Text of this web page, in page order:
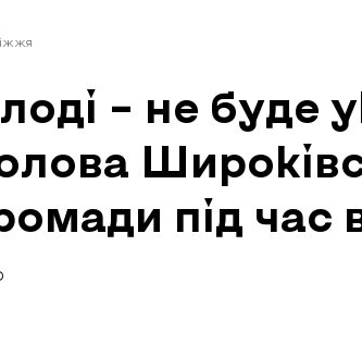
– не буде
під час